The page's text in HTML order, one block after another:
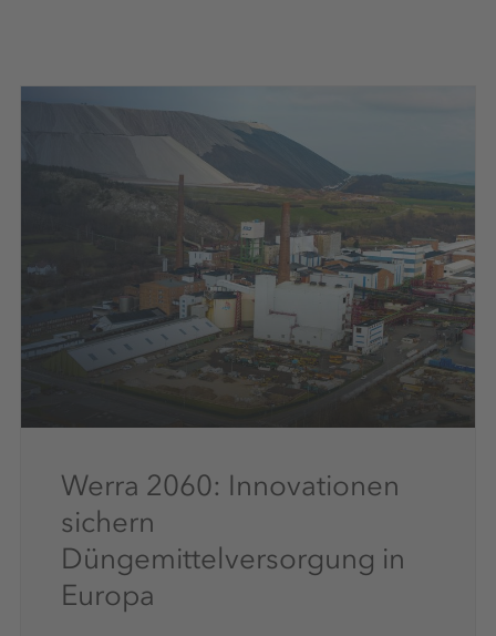
Werra 2060: Innovationen
sichern
Düngemittelversorgung in
Europa